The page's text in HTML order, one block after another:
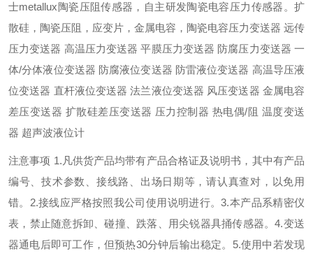
士metallux陶瓷压阻传感器，自主研发陶瓷电容压力传感器。扩
散硅，陶瓷压阻，应变片，金属电容，陶瓷电容压力变送器 远传
压力变送器 高温压力变送器 平膜压力变送器 防腐压力变送器 一
体/分体液位变送器 防腐液位变送器 防雷液位变送器 高温导压液
位变送器 直杆液位变送器 法兰液位变送器 风压变送器 金属电容
差压变送器 扩散硅差压变送器 压力控制器 热电偶/阻 温度变送
器 超声波液位计
注意事项 1.凡供货产品均带有产品合格证及说明书，其中有产品
编号、技术参数、接线路、出场日期等，请认真查对，以免用
错。2.接线应严格按照我公司使用说明进行。3.本产品系精密仪
表，禁止随意拆卸、碰撞、跌落、用尖锐器具捅传感器。4.变送
器通电后即可工作，但预热30分钟后输出稳定。5.使用中若发现